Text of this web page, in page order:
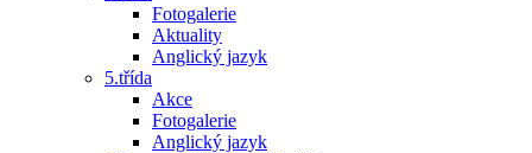
Fotogalerie
Aktuality
Anglický jazyk
5.třída
Akce
Fotogalerie
Anglický jazyk